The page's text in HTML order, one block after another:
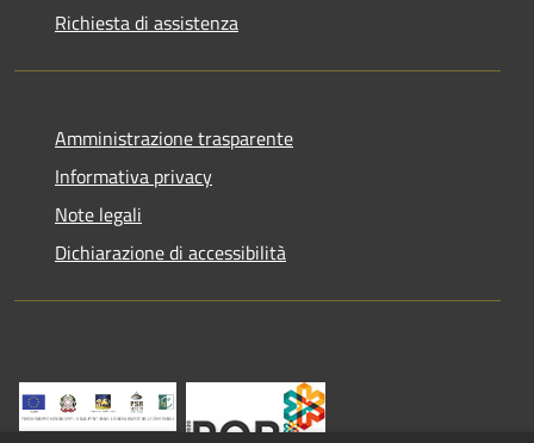
Richiesta di assistenza
Amministrazione trasparente
Informativa privacy
Note legali
Dichiarazione di accessibilità